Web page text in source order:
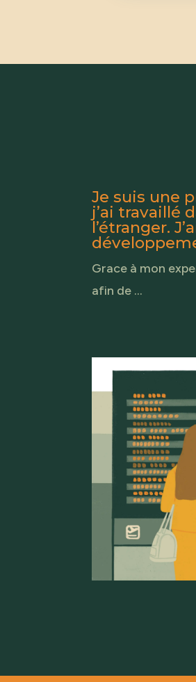
Je suis une
j’ai travaillé
l’étranger.
Grace à mon
afin de …